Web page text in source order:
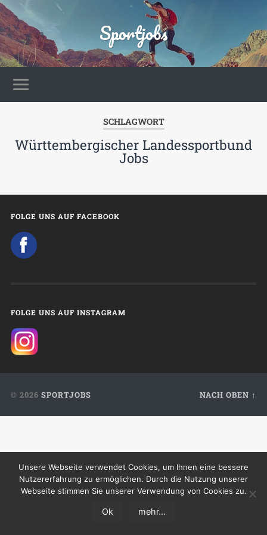
Sportjobs
SCHLAGWORT
Württembergischer Landessportbund
Jobs
FOLGE UNS AUF FACEBOOK
FOLGE UNS AUF INSTAGRAM
© 2026 SPORTJOBS NACH OBEN ↑
Unsere Webseite verwendet Cookies, um Ihnen eine bessere
Nutzererfahrung zu ermöglichen. Durch die Nutzung unserer
Webseite stimmen Sie unserer Verwendung von Cookies zu.
Ok mehr...